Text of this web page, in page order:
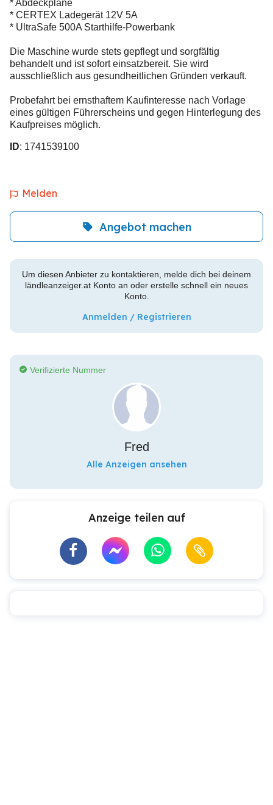
* Abdeckplane
* CERTEX Ladegerät 12V 5A
* UltraSafe 500A Starthilfe-Powerbank
Die Maschine wurde stets gepflegt und sorgfältig
behandelt und ist sofort einsatzbereit. Sie wird
ausschließlich aus gesundheitlichen Gründen verkauft.
Probefahrt bei ernsthaftem Kaufinteresse nach Vorlage
eines gültigen Führerscheins und gegen Hinterlegung des
Kaufpreises möglich.
ID: 1741539100
Melden
Angebot machen
Um diesen Anbieter zu kontaktieren, melde dich bei deinem
ländleanzeiger.at Konto an oder erstelle schnell ein neues
Konto.
Anmelden / Registrieren
Verifizierte Nummer
Fred
Alle Anzeigen ansehen
Anzeige teilen auf